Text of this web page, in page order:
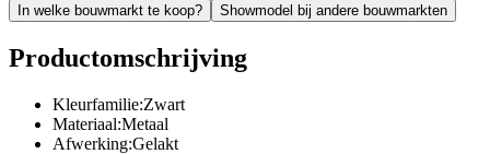
In welke bouwmarkt te koop? Showmodel bij andere bouwmarkten
Productomschrijving
Kleurfamilie:Zwart
Materiaal:Metaal
Afwerking:Gelakt